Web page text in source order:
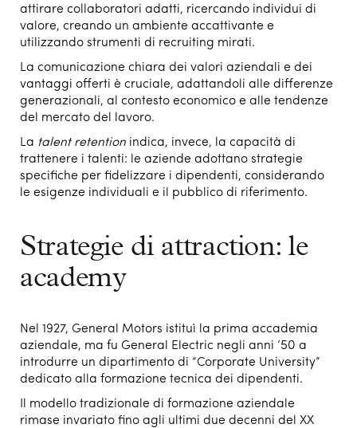
attirare collaboratori adatti, ricercando individui di
valore, creando un ambiente accattivante e
utilizzando strumenti di recruiting mirati.
La comunicazione chiara dei valori aziendali e dei
vantaggi offerti è cruciale, adattandoli alle differenze
generazionali, al contesto economico e alle tendenze
del mercato del lavoro.
La talent retention indica, invece, la capacità di
trattenere i talenti: le aziende adottano strategie
specifiche per fidelizzare i dipendenti, considerando
le esigenze individuali e il pubblico di riferimento.
Strategie di attraction: le
academy
Nel 1927, General Motors istituì la prima accademia
aziendale, ma fu General Electric negli anni ’50 a
introdurre un dipartimento di “Corporate University”
dedicato alla formazione tecnica dei dipendenti.
Il modello tradizionale di formazione aziendale
rimase invariato fino agli ultimi due decenni del XX